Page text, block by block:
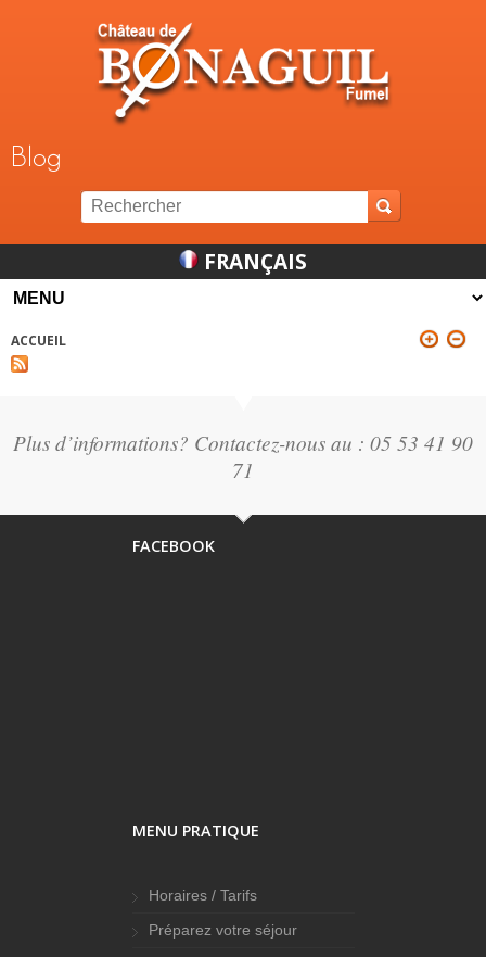
Blog
FRANÇAIS
VOUS ÊTES ICI
ACCUEIL
Plus d’informations? Contactez-nous au : 05 53 41 90
71
FACEBOOK
MENU PRATIQUE
Horaires / Tarifs
Préparez votre séjour